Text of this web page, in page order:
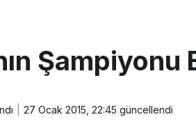
Şampiyonu
27 Ocak 2015, 22:45 güncellendi